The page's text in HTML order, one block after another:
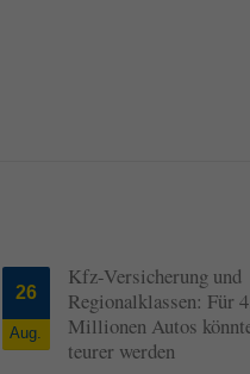
26
Aug.
Kfz-Versicherung und
Regionalklassen: Für
Millionen Autos
teurer werden